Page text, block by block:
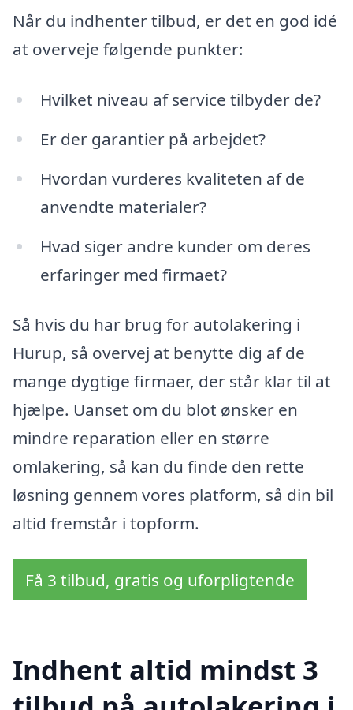
Når du indhenter tilbud, er det en god idé
at overveje følgende punkter:
Hvilket niveau af service tilbyder de?
Er der garantier på arbejdet?
Hvordan vurderes kvaliteten af de
anvendte materialer?
Hvad siger andre kunder om deres
erfaringer med firmaet?
Så hvis du har brug for autolakering i
Hurup, så overvej at benytte dig af de
mange dygtige firmaer, der står klar til at
hjælpe. Uanset om du blot ønsker en
mindre reparation eller en større
omlakering, så kan du finde den rette
løsning gennem vores platform, så din bil
altid fremstår i topform.
Få 3 tilbud, gratis og uforpligtende
Indhent altid mindst 3